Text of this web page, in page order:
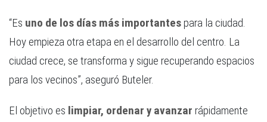
“Es uno de los días más importantes para la ciudad.
Hoy empieza otra etapa en el desarrollo del centro. La
ciudad crece, se transforma y sigue recuperando espacios
para los vecinos”, aseguró Buteler.
El objetivo es limpiar, ordenar y avanzar rápidamente